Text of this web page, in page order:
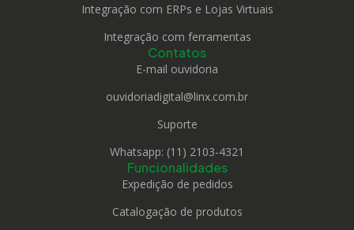
Integração com ERPs e Lojas Virtuais
Integração com ferramentas
Contatos
E-mail ouvidoria
ouvidoriadigital@linx.com.br
Suporte
Whatsapp: (11) 2103-4321
Funcionalidades
Expedição de pedidos
Catalogação de produtos